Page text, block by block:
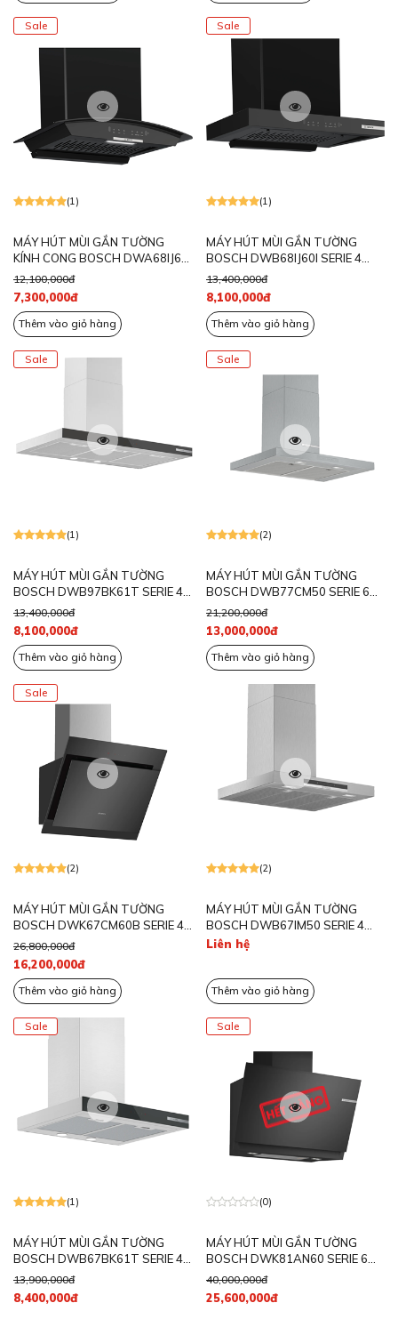
Sale
(1)
MÁY HÚT MÙI GẮN TƯỜNG
KÍNH CONG BOSCH DWA68IJ60I
SERIE 4 NGANG 60CM
12,100,000đ
7,300,000đ
Thêm vào giỏ hàng
Sale
(1)
MÁY HÚT MÙI GẮN TƯỜNG
BOSCH DWB68IJ60I SERIE 4
NGANG 60CM
13,400,000đ
8,100,000đ
Thêm vào giỏ hàng
Sale
(1)
MÁY HÚT MÙI GẮN TƯỜNG
BOSCH DWB97BK61T SERIE 4
NGANG 90CM
13,400,000đ
8,100,000đ
Thêm vào giỏ hàng
Sale
(2)
MÁY HÚT MÙI GẮN TƯỜNG
BOSCH DWB77CM50 SERIE 6
NGANG 70CM
21,200,000đ
13,000,000đ
Thêm vào giỏ hàng
Sale
(2)
MÁY HÚT MÙI GẮN TƯỜNG
BOSCH DWK67CM60B SERIE 4
KÍNH ĐEN
26,800,000đ
16,200,000đ
Thêm vào giỏ hàng
(2)
MÁY HÚT MÙI GẮN TƯỜNG
BOSCH DWB67IM50 SERIE 4
NGANG 60CM
Liên hệ
Thêm vào giỏ hàng
Sale
(1)
MÁY HÚT MÙI GẮN TƯỜNG
BOSCH DWB67BK61T SERIE 4
NGANG 60CM
13,900,000đ
8,400,000đ
Sale
(0)
MÁY HÚT MÙI GẮN TƯỜNG
BOSCH DWK81AN60 SERIE 6
NGANG 80CM MÀU ĐEN
40,000,000đ
25,600,000đ